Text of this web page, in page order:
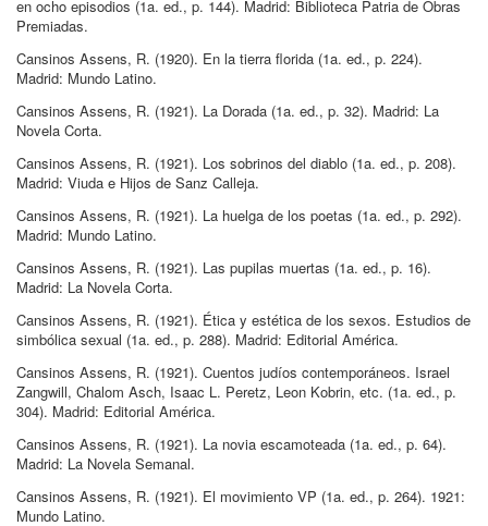
en ocho episodios (1a. ed., p. 144). Madrid: Biblioteca Patria de Obras
Premiadas.
Cansinos Assens, R. (1920). En la tierra florida (1a. ed., p. 224).
Madrid: Mundo Latino.
Cansinos Assens, R. (1921). La Dorada (1a. ed., p. 32). Madrid: La
Novela Corta.
Cansinos Assens, R. (1921). Los sobrinos del diablo (1a. ed., p. 208).
Madrid: Viuda e Hijos de Sanz Calleja.
Cansinos Assens, R. (1921). La huelga de los poetas (1a. ed., p. 292).
Madrid: Mundo Latino.
Cansinos Assens, R. (1921). Las pupilas muertas (1a. ed., p. 16).
Madrid: La Novela Corta.
Cansinos Assens, R. (1921). Ética y estética de los sexos. Estudios de
simbólica sexual (1a. ed., p. 288). Madrid: Editorial América.
Cansinos Assens, R. (1921). Cuentos judíos contemporáneos. Israel
Zangwill, Chalom Asch, Isaac L. Peretz, Leon Kobrin, etc. (1a. ed., p.
304). Madrid: Editorial América.
Cansinos Assens, R. (1921). La novia escamoteada (1a. ed., p. 64).
Madrid: La Novela Semanal.
Cansinos Assens, R. (1921). El movimiento VP (1a. ed., p. 264). 1921:
Mundo Latino.